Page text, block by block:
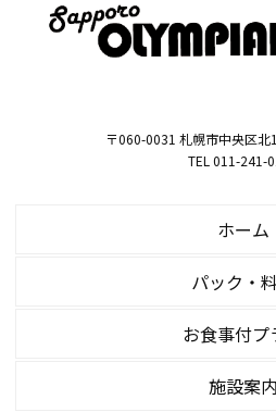
〒060-0031 札幌市中央区
TEL 011-241-
ホーム
パック・
お食事付プ
施設案内